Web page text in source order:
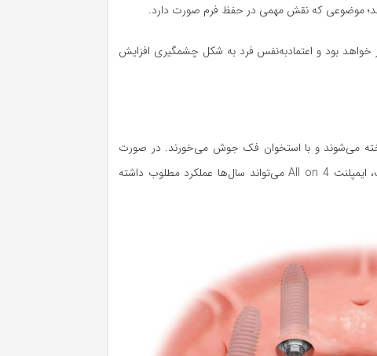
موضوعی که نقش مهمی در حفظ فرم صورت دارد.
خواهد بود و اعتمادبه‌نفس فرد به شکل چشمگیری افزایش
ساخته می‌شوند و با استخوان فک جوش می‌خورند. در صورت
رعایت بهداشت دهان و مراجعه منظم به دندانپزشک، ایمپلنت All on 4 می‌تواند سال‌ها عملکرد مطلوب داشته